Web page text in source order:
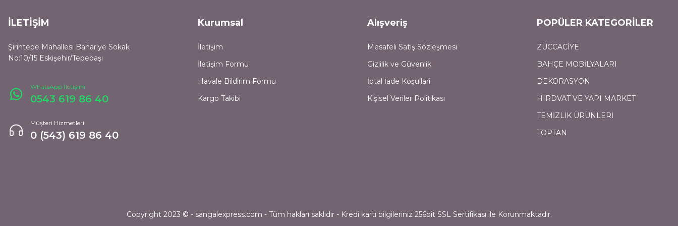
İLETİŞİM
Şirintepe Mahallesi Bahariye Sokak
No:10/15 Eskişehir/Tepebaşı
WhatsApp İletişim
0543 619 86 40
Müşteri Hizmetleri
0 (543) 619 86 40
Kurumsal
İletişim
İletişim Formu
Havale Bildirim Formu
Kargo Takibi
Alışveriş
Mesafeli Satış Sözleşmesi
Gizlilik ve Güvenlik
İptal İade Koşullari
Kişisel Veriler Politikası
POPÜLER KATEGORİLER
ZÜCCACİYE
BAHÇE MOBİLYALARI
DEKORASYON
HIRDVAT VE YAPI MARKET
TEMİZLİK ÜRÜNLERİ
TOPTAN
Copyright 2023 © - sangalexpress.com - Tüm hakları saklıdır - Kredi kartı bilgileriniz 256bit SSL Sertifikası ile Korunmaktadır.